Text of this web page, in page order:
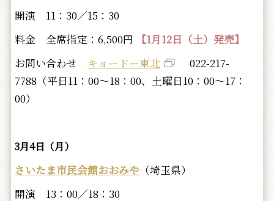
開演 11：30／15：30
料金 全席指定：6,500円 【1月12日（土）発売】
お問い合わせ キョードー東北
022-217-
7788（平日11：00～18：00、土曜日10：00～17：
00）
3月4日（月）
さいたま市民会館おおみや （埼玉県）
開演 13：00／18：30